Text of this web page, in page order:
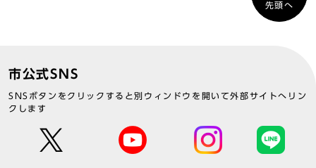
先頭へ
市公式SNS
SNSボタンをクリックすると別ウィンドウを開いて外部サイトへリン
クします